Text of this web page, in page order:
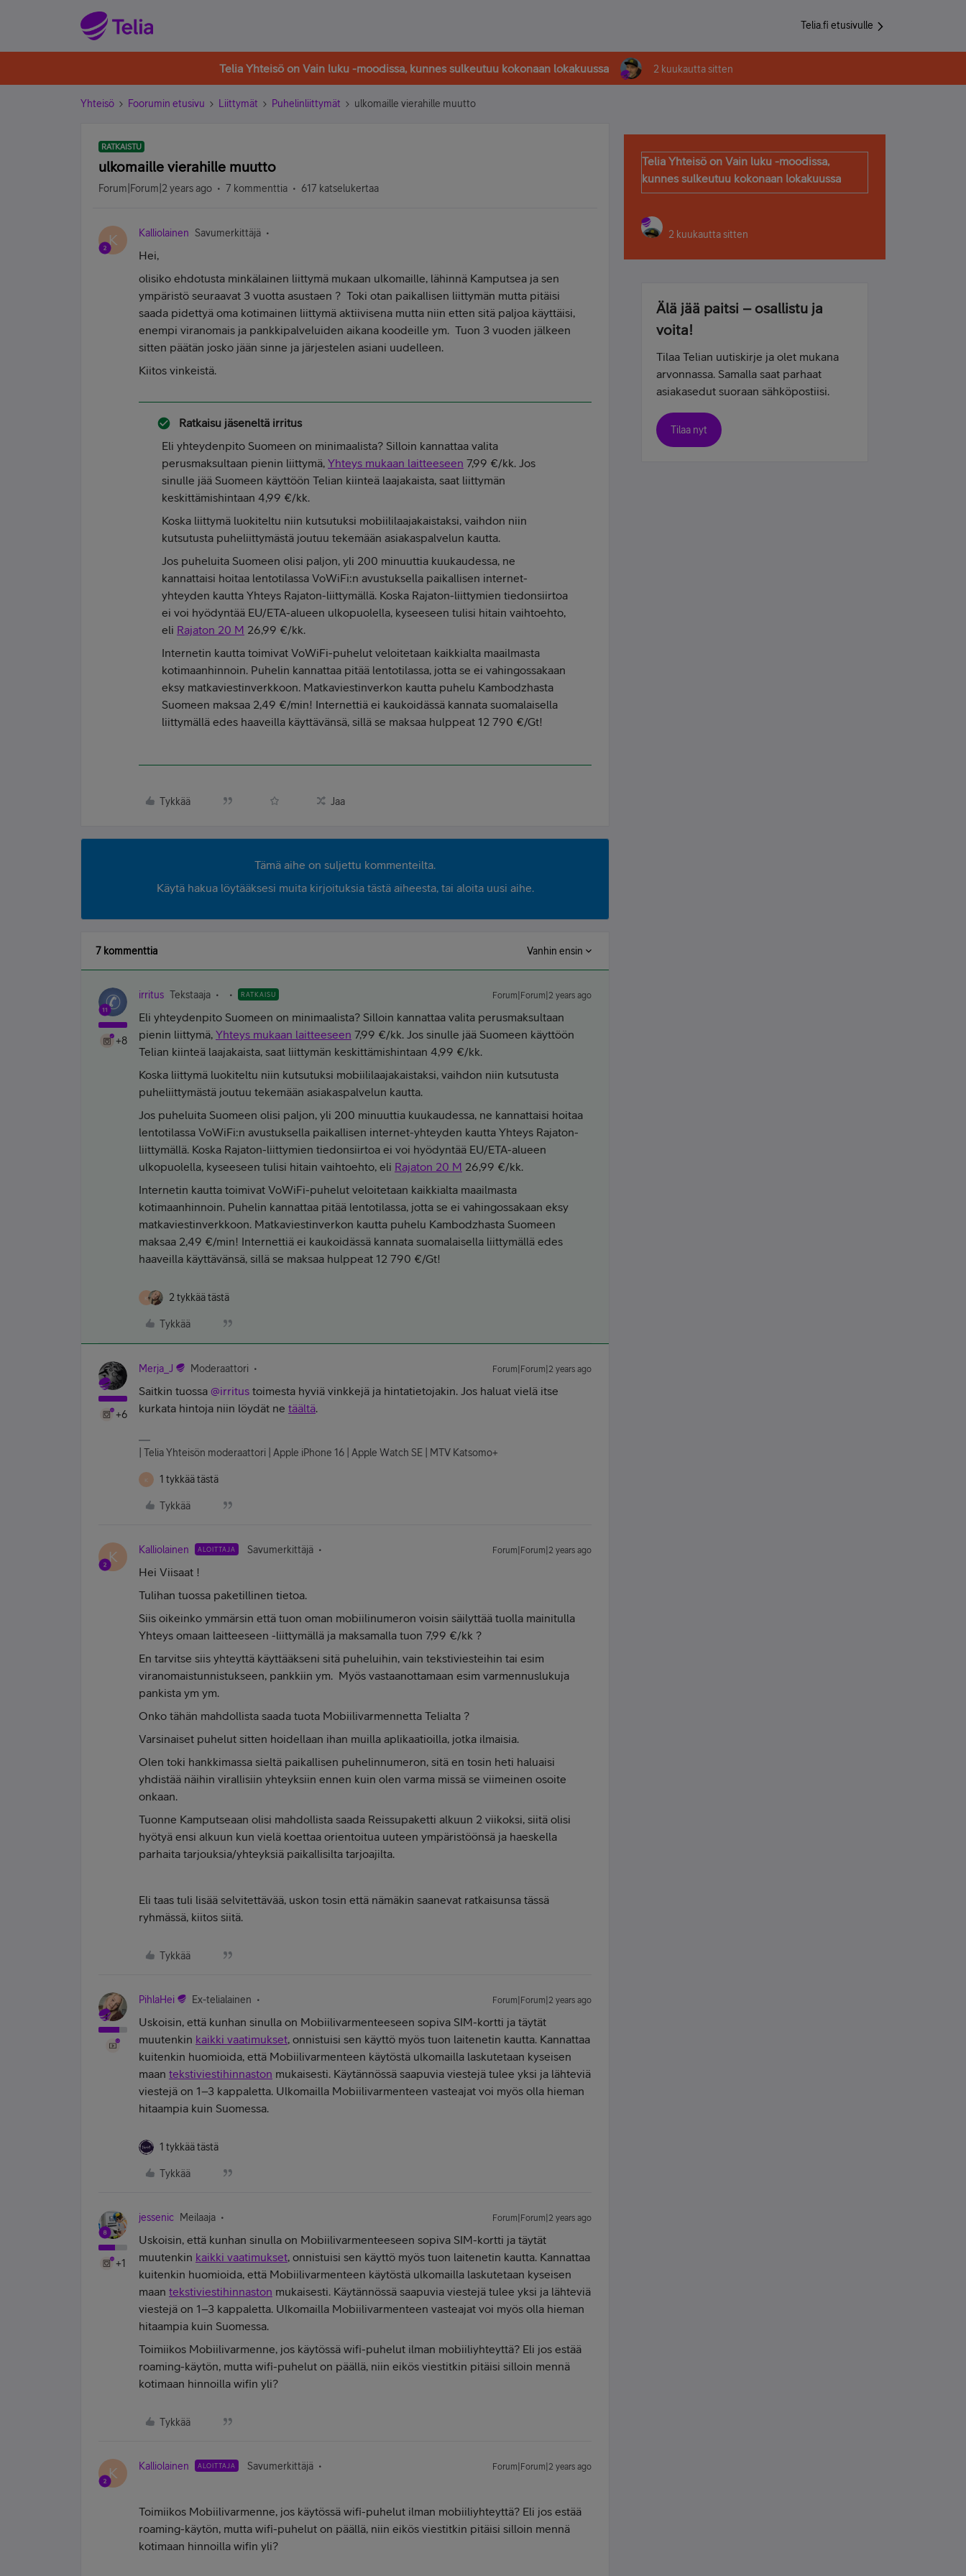
Telia.fi etusivulle
Telia Yhteisö on Vain luku -moodissa, kunnes sulkeutuu kokonaan lokakuussa 2 kuukautta sitten
Yhteisö Foorumin etusivu Liittymät Puhelinliittymät ulkomaille vierahille muutto
RATKAISTU
ulkomaille vierahille muutto
Forum|Forum|2 years ago 7 kommenttia 617 katselukertaa
K Kalliolainen Savumerkittäjä
Hei,
olisiko ehdotusta minkälainen liittymä mukaan ulkomaille, lähinnä Kamputsea ja sen
ympäristö seuraavat 3 vuotta asustaen ? Toki otan paikallisen liittymän mutta pitäisi
saada pidettyä oma kotimainen liittymä aktiivisena mutta niin etten sitä paljoa käyttäisi,
enempi viranomais ja pankkipalveluiden aikana koodeille ym. Tuon 3 vuoden jälkeen
sitten päätän josko jään sinne ja järjestelen asiani uudelleen.
Kiitos vinkeistä.
Ratkaisu jäseneltä irritus
Eli yhteydenpito Suomeen on minimaalista? Silloin kannattaa valita
perusmaksultaan pienin liittymä, Yhteys mukaan laitteeseen 7,99 €/kk. Jos
sinulle jää Suomeen käyttöön Telian kiinteä laajakaista, saat liittymän
keskittämishintaan 4,99 €/kk.
Koska liittymä luokiteltu niin kutsutuksi mobiililaajakaistaksi, vaihdon niin
kutsutusta puheliittymästä joutuu tekemään asiakaspalvelun kautta.
Jos puheluita Suomeen olisi paljon, yli 200 minuuttia kuukaudessa, ne
kannattaisi hoitaa lentotilassa VoWiFi:n avustuksella paikallisen internet-
yhteyden kautta Yhteys Rajaton-liittymällä. Koska Rajaton-liittymien tiedonsiirtoa
ei voi hyödyntää EU/ETA-alueen ulkopuolella, kyseeseen tulisi hitain vaihtoehto,
eli Rajaton 20 M 26,99 €/kk.
Internetin kautta toimivat VoWiFi-puhelut veloitetaan kaikkialta maailmasta
kotimaanhinnoin. Puhelin kannattaa pitää lentotilassa, jotta se ei vahingossakaan
eksy matkaviestinverkkoon. Matkaviestinverkon kautta puhelu Kambodzhasta
Suomeen maksaa 2,49 €/min! Internettiä ei kaukoidässä kannata suomalaisella
liittymällä edes haaveilla käyttävänsä, sillä se maksaa hulppeat 12 790 €/Gt!
Tykkää Jaa
Tämä aihe on suljettu kommenteilta.
Käytä hakua löytääksesi muita kirjoituksia tästä aiheesta, tai aloita uusi aihe.
7 kommenttia Vanhin ensin
+8
irritus Tekstaaja RATKAISU Forum|Forum|2 years ago
Eli yhteydenpito Suomeen on minimaalista? Silloin kannattaa valita perusmaksultaan
pienin liittymä, Yhteys mukaan laitteeseen 7,99 €/kk. Jos sinulle jää Suomeen käyttöön
Telian kiinteä laajakaista, saat liittymän keskittämishintaan 4,99 €/kk.
Koska liittymä luokiteltu niin kutsutuksi mobiililaajakaistaksi, vaihdon niin kutsutusta
puheliittymästä joutuu tekemään asiakaspalvelun kautta.
Jos puheluita Suomeen olisi paljon, yli 200 minuuttia kuukaudessa, ne kannattaisi hoitaa
lentotilassa VoWiFi:n avustuksella paikallisen internet-yhteyden kautta Yhteys Rajaton-
liittymällä. Koska Rajaton-liittymien tiedonsiirtoa ei voi hyödyntää EU/ETA-alueen
ulkopuolella, kyseeseen tulisi hitain vaihtoehto, eli Rajaton 20 M 26,99 €/kk.
Internetin kautta toimivat VoWiFi-puhelut veloitetaan kaikkialta maailmasta
kotimaanhinnoin. Puhelin kannattaa pitää lentotilassa, jotta se ei vahingossakaan eksy
matkaviestinverkkoon. Matkaviestinverkon kautta puhelu Kambodzhasta Suomeen
maksaa 2,49 €/min! Internettiä ei kaukoidässä kannata suomalaisella liittymällä edes
haaveilla käyttävänsä, sillä se maksaa hulppeat 12 790 €/Gt!
K 2 tykkää tästä
Tykkää
+6
Merja_J Moderaattori Forum|Forum|2 years ago
Saitkin tuossa @irritus toimesta hyviä vinkkejä ja hintatietojakin. Jos haluat vielä itse
kurkata hintoja niin löydät ne täältä.
| Telia Yhteisön moderaattori | Apple iPhone 16 | Apple Watch SE | MTV Katsomo+
K 1 tykkää tästä
Tykkää
K Kalliolainen ALOITTAJA Savumerkittäjä Forum|Forum|2 years ago
Hei Viisaat !
Tulihan tuossa paketillinen tietoa.
Siis oikeinko ymmärsin että tuon oman mobiilinumeron voisin säilyttää tuolla mainitulla
Yhteys omaan laitteeseen -liittymällä ja maksamalla tuon 7,99 €/kk ?
En tarvitse siis yhteyttä käyttääkseni sitä puheluihin, vain tekstiviesteihin tai esim
viranomaistunnistukseen, pankkiin ym. Myös vastaanottamaan esim varmennuslukuja
pankista ym ym.
Onko tähän mahdollista saada tuota Mobiilivarmennetta Telialta ?
Varsinaiset puhelut sitten hoidellaan ihan muilla aplikaatioilla, jotka ilmaisia.
Olen toki hankkimassa sieltä paikallisen puhelinnumeron, sitä en tosin heti haluaisi
yhdistää näihin virallisiin yhteyksiin ennen kuin olen varma missä se viimeinen osoite
onkaan.
Tuonne Kamputseaan olisi mahdollista saada Reissupaketti alkuun 2 viikoksi, siitä olisi
hyötyä ensi alkuun kun vielä koettaa orientoitua uuteen ympäristöönsä ja haeskella
parhaita tarjouksia/yhteyksiä paikallisilta tarjoajilta.
Eli taas tuli lisää selvitettävää, uskon tosin että nämäkin saanevat ratkaisunsa tässä
ryhmässä, kiitos siitä.
Tykkää
PihlaHei Ex-telialainen Forum|Forum|2 years ago
Uskoisin, että kunhan sinulla on Mobiilivarmenteeseen sopiva SIM-kortti ja täytät
muutenkin kaikki vaatimukset, onnistuisi sen käyttö myös tuon laitenetin kautta. Kannattaa
kuitenkin huomioida, että Mobiilivarmenteen käytöstä ulkomailla laskutetaan kyseisen
maan tekstiviestihinnaston mukaisesti. Käytännössä saapuvia viestejä tulee yksi ja lähteviä
viestejä on 1–3 kappaletta. Ulkomailla Mobiilivarmenteen vasteajat voi myös olla hieman
hitaampia kuin Suomessa.
1 tykkää tästä
Tykkää
+1
jessenic Meilaaja Forum|Forum|2 years ago
Uskoisin, että kunhan sinulla on Mobiilivarmenteeseen sopiva SIM-kortti ja täytät
muutenkin kaikki vaatimukset, onnistuisi sen käyttö myös tuon laitenetin kautta. Kannattaa
kuitenkin huomioida, että Mobiilivarmenteen käytöstä ulkomailla laskutetaan kyseisen
maan tekstiviestihinnaston mukaisesti. Käytännössä saapuvia viestejä tulee yksi ja lähteviä
viestejä on 1–3 kappaletta. Ulkomailla Mobiilivarmenteen vasteajat voi myös olla hieman
hitaampia kuin Suomessa.
Toimiikos Mobiilivarmenne, jos käytössä wifi-puhelut ilman mobiiliyhteyttä? Eli jos estää
roaming-käytön, mutta wifi-puhelut on päällä, niin eikös viestitkin pitäisi silloin mennä
kotimaan hinnoilla wifin yli?
Tykkää
K Kalliolainen ALOITTAJA Savumerkittäjä Forum|Forum|2 years ago
Toimiikos Mobiilivarmenne, jos käytössä wifi-puhelut ilman mobiiliyhteyttä? Eli jos estää
roaming-käytön, mutta wifi-puhelut on päällä, niin eikös viestitkin pitäisi silloin mennä
kotimaan hinnoilla wifin yli?
Telia Yhteisö on Vain luku -moodissa,
kunnes sulkeutuu kokonaan lokakuussa
2 kuukautta sitten
Älä jää paitsi – osallistu ja
voita!
Tilaa Telian uutiskirje ja olet mukana
arvonnassa. Samalla saat parhaat
asiakasedut suoraan sähköpostiisi.
Tilaa nyt